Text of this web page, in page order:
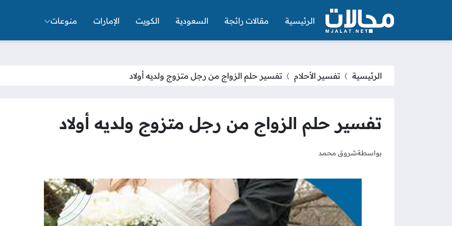
الرئيسية مقالات رائجة السعودية الكويت الإمارات منوعات
الرئيسية تفسير الأحلام تفسير حلم الزواج من رجل متزوج ولديه أولاد
تفسير حلم الزواج من رجل متزوج ولديه أولاد
بواسطةشروق محمد